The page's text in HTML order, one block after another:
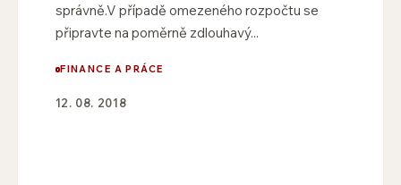
správně.V případě omezeného rozpočtu se
připravte na poměrně zdlouhavý...
FINANCE A PRÁCE
12. 08. 2018